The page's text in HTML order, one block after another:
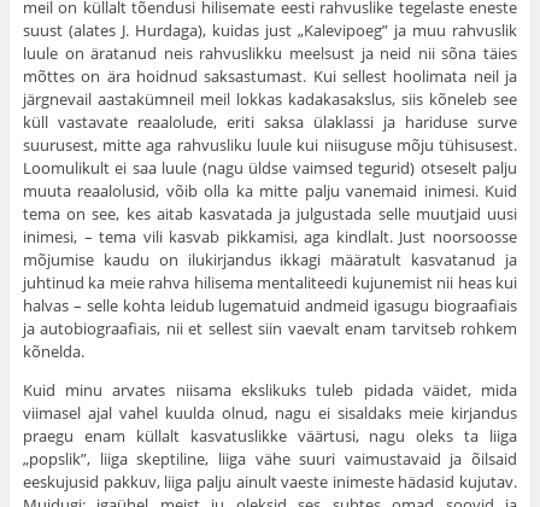
meil on küllalt tõendusi hilisemate eesti rahvuslike tegelaste eneste
suust (alates J. Hurdaga), kuidas just „Kalevipoeg” ja muu rahvuslik
luule on äratanud neis rahvuslikku meelsust ja neid nii sõna täies
mõttes on ära hoidnud saksastumast. Kui sellest hoolimata neil ja
järgnevail aastakümneil meil lokkas kadakasakslus, siis kõneleb see
küll vastavate reaalolude, eriti saksa ülaklassi ja hariduse surve
suurusest, mitte aga rahvusliku luule kui niisuguse mõju tühisusest.
Loomulikult ei saa luule (nagu üldse vaimsed tegurid) otseselt palju
muuta reaalolusid, võib olla ka mitte palju vanemaid inimesi. Kuid
tema on see, kes aitab kasvatada ja julgustada selle muutjaid uusi
inimesi, – tema vili kasvab pikkamisi, aga kindlalt. Just noor­soosse
mõjumise kaudu on ilukirjandus ikkagi määratult kasvatanud ja
juhtinud ka meie rahva hilisema mentaliteedi kujunemist nii heas kui
halvas – selle kohta leidub lugematuid andmeid igasugu biograafiais
ja autobiograafiais, nii et sellest siin vaevalt enam tarvitseb rohkem
kõnelda.
Kuid minu arvates niisama ekslikuks tuleb pidada väidet, mida
viimasel ajal vahel kuulda olnud, nagu ei sisaldaks meie kirjandus
praegu enam küllalt kasvatuslikke väärtusi, nagu oleks ta liiga
„popslik”, liiga skeptiline, liiga vähe suuri vaimustavaid ja õilsaid
eeskujusid pakkuv, liiga palju ainult vaeste inimeste hädasid kuju­tav.